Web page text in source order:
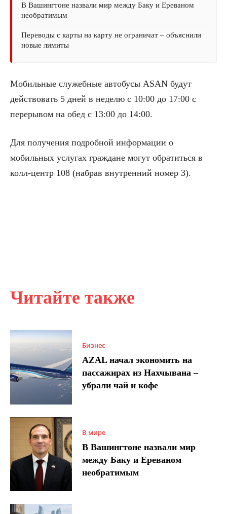
Читайте также
Бизнес
AZAL начал экономить на
пассажирах из Нахчывана –
убрали чай и кофе
В мире
В Вашингтоне назвали мир
между Баку и Ереваном
необратимым
В Вашингтоне назвали мир между Баку и Ереваном
необратимым
Переводы с карты на карту не ограничат – объяснили
новые лимиты
Мобильные служебные автобусы ASAN будут
действовать 5 дней в неделю с 10:00 до 17:00 с
перерывом на обед с 13:00 до 14:00.
Для получения подробной информации о
мобильных услугах граждане могут обратиться в
колл-центр 108 (набрав внутренний номер 3).